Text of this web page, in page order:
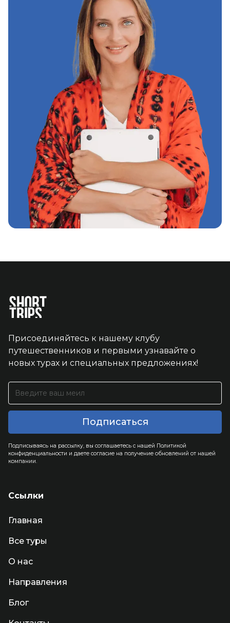
Присоединяйтесь к нашему клубу
путешественников и первыми узнавайте о
новых турах и специальных предложениях!
Подписываясь на рассылку, вы соглашаетесь с нашей Политикой
конфиденциальности и даете согласие на получение обновлений от нашей
компании.
Ссылки
Главная
Все туры
О нас
Направления
Блог